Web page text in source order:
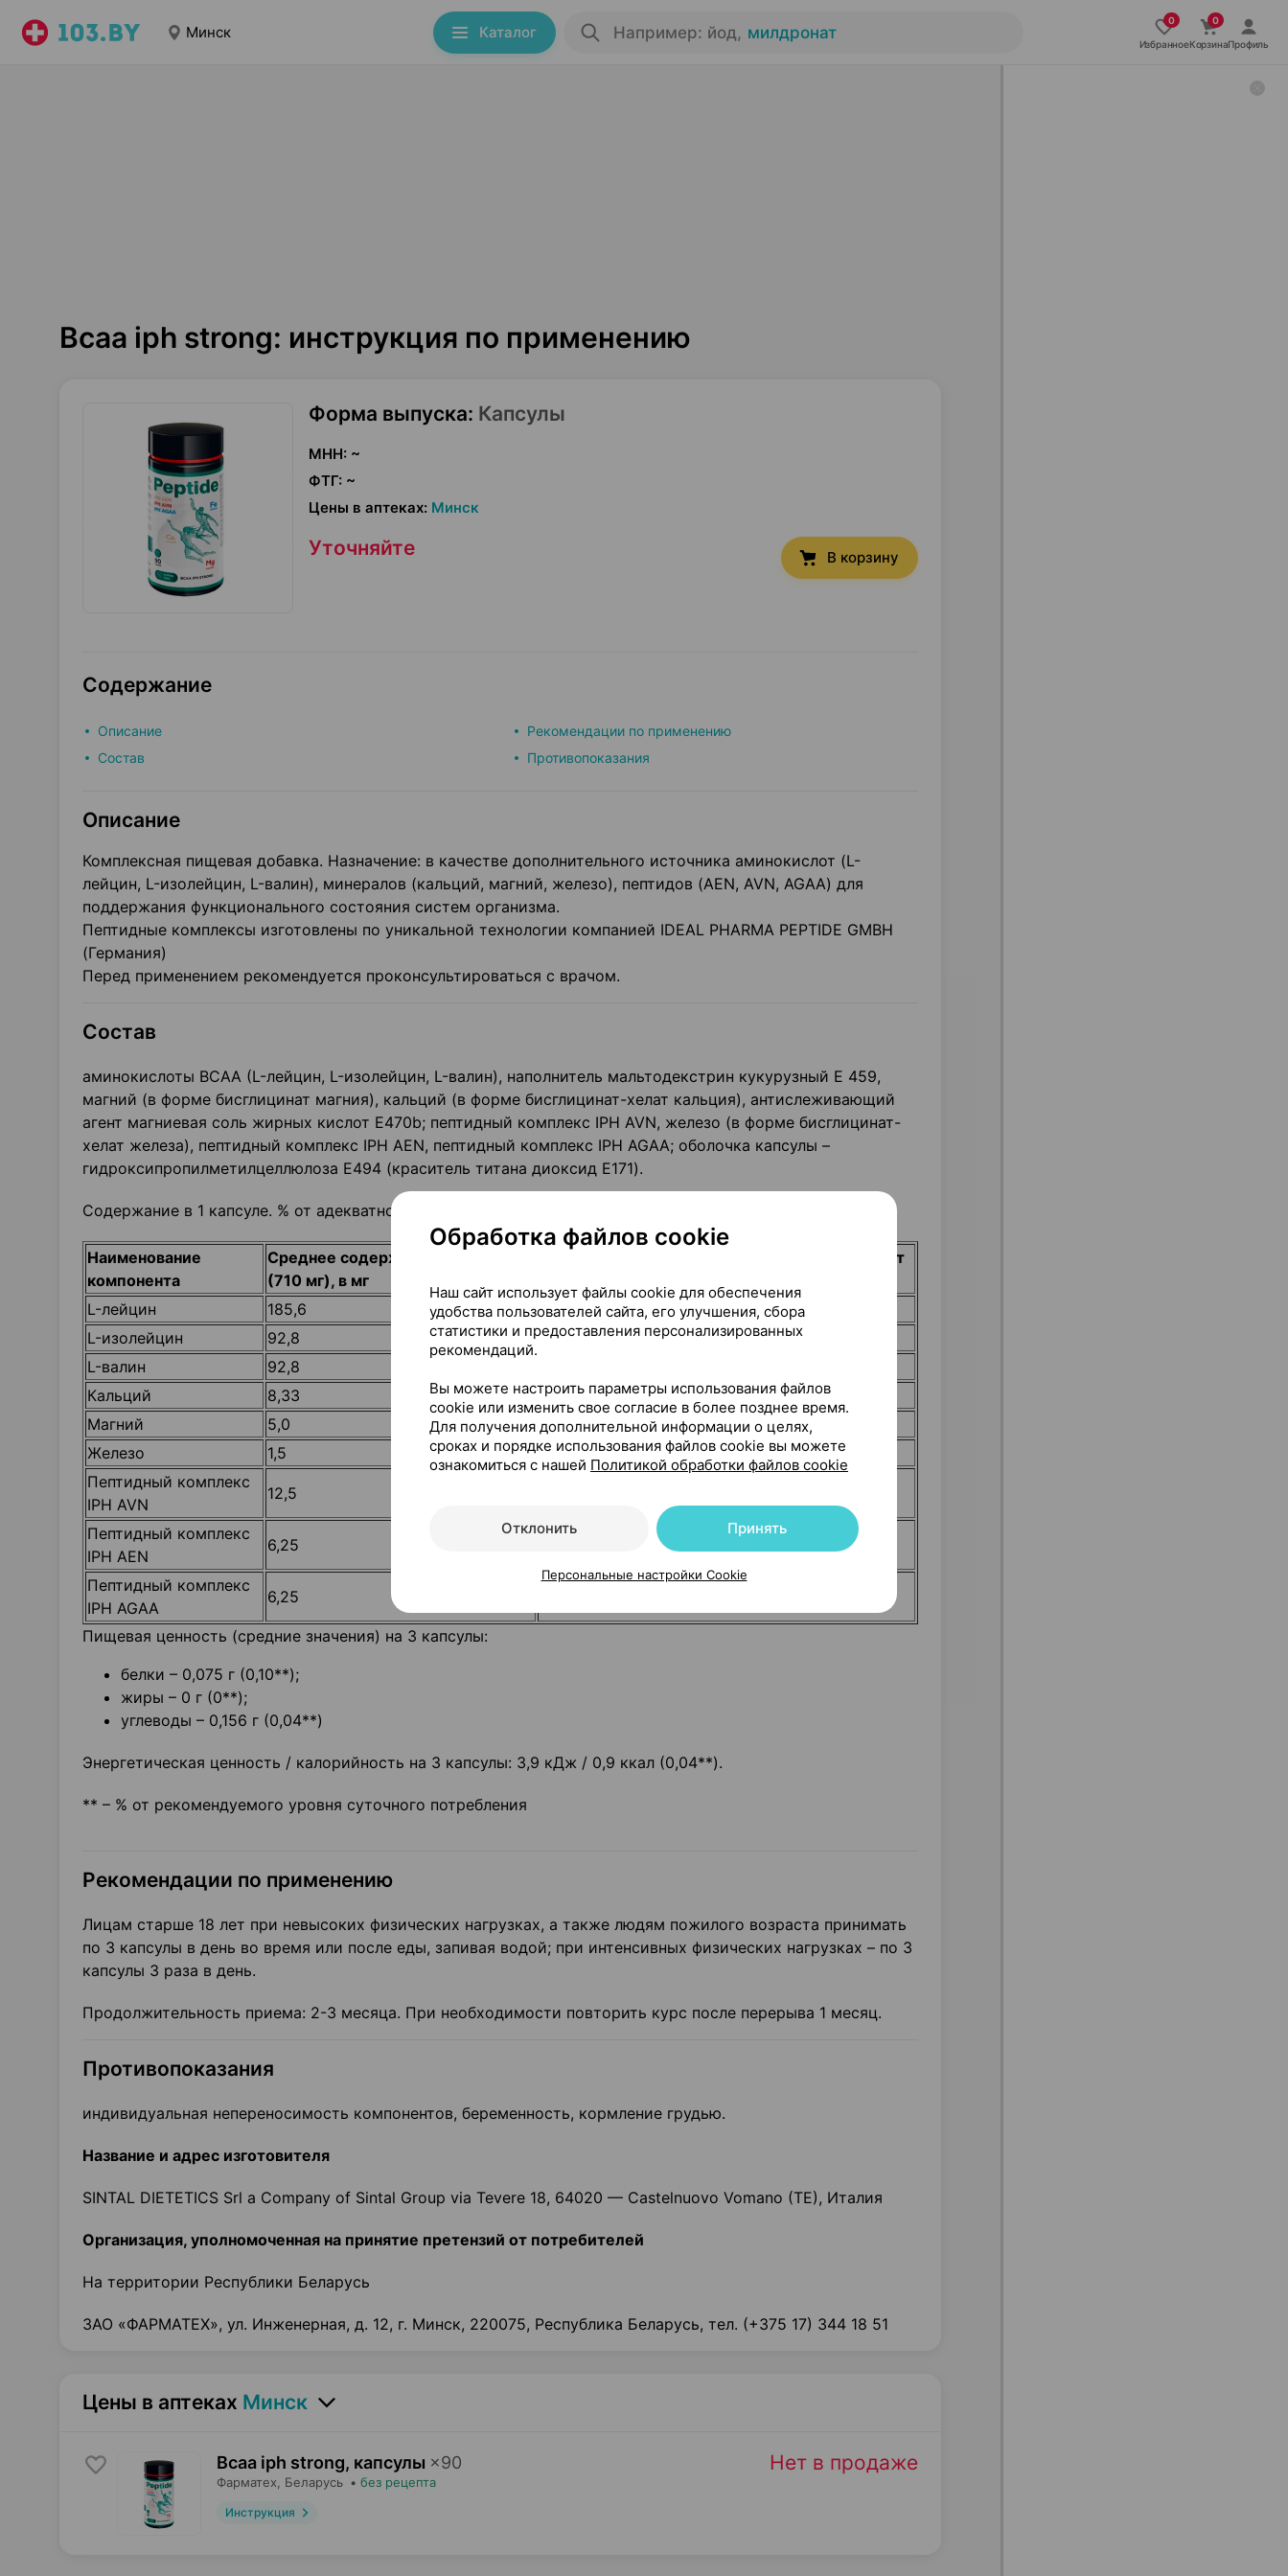
Минск Каталог Например: йод, милдронат
ИзбранноеКорзинаПрофиль
Bcaa iph strong: инструкция по применению
Форма выпуска: Капсулы
МНН: ~
ФТГ: ~
Цены в аптеках: Минск
Уточняйте В корзину
Содержание
Описание
Состав
Рекомендации по применению
Противопоказания
Описание
Комплексная пищевая добавка. Назначение: в качестве дополнительного источника аминокислот (L-
лейцин, L-изолейцин, L-валин), минералов (кальций, магний, железо), пептидов (AEN, AVN, AGAA) для
поддержания функционального состояния систем организма.
Пептидные комплексы изготовлены по уникальной технологии компанией IDEAL PHARMA PEPTIDE GMBH
(Германия)
Перед применением рекомендуется проконсультироваться с врачом.
Состав
аминокислоты BCAA (L-лейцин, L-изолейцин, L-валин), наполнитель мальтодекстрин кукурузный Е 459,
магний (в форме бисглицинат магния), кальций (в форме бисглицинат-хелат кальция), антислеживающий
агент магниевая соль жирных кислот E470b; пептидный комплекс IPH AVN, железо (в форме бисглицинат-
хелат железа), пептидный комплекс IPH AEN, пептидный комплекс IPH AGAA; оболочка капсулы –
гидроксипропилметилцеллюлоза Е494 (краситель титана диоксид E171).
Содержание в 1 капсуле. % от адекватного уровня потребления
Наименование
компонента
Среднее содержание в 1 капсуле
(710 мг), в мг
% от адекватного уровня потребления (расчет
L-лейцин
185,6
12,1
L-изолейцин
92,8
13,92
L-валин
92,8
Кальций
8,33
2,5
Магний
5,0
3,75
Железо
1,5
32,14
Пептидный комплекс
IPH AVN
12,5
Пептидный комплекс
IPH AEN
6,25
Пептидный комплекс
IPH AGAA
6,25
Пищевая ценность (средние значения) на 3 капсулы:
белки – 0,075 г (0,10**);
жиры – 0 г (0**);
углеводы – 0,156 г (0,04**)
Энергетическая ценность / калорийность на 3 капсулы: 3,9 кДж / 0,9 ккал (0,04**).
** – % от рекомендуемого уровня суточного потребления
Рекомендации по применению
Лицам старше 18 лет при невысоких физических нагрузках, а также людям пожилого возраста принимать
по 3 капсулы в день во время или после еды, запивая водой; при интенсивных физических нагрузках – по 3
капсулы 3 раза в день.
Продолжительность приема: 2-3 месяца. При необходимости повторить курс после перерыва 1 месяц.
Противопоказания
индивидуальная непереносимость компонентов, беременность, кормление грудью.
Название и адрес изготовителя
SINTAL DIETETICS Srl a Company of Sintal Group via Tevere 18, 64020 — Castelnuovo Vomano (TE), Италия
Организация, уполномоченная на принятие претензий от потребителей
На территории Республики Беларусь
ЗАО «ФАРМАТЕХ», ул. Инженерная, д. 12, г. Минск, 220075, Республика Беларусь, тел. (+375 17) 344 18 51
Цены в аптеках Минск
Bcaa iph strong, капсулы ×90
Фарматех , Беларусь • без рецепта
Инструкция
Нет в продаже
Обработка файлов cookie
Наш сайт использует файлы cookie для обеспечения
удобства пользователей сайта, его улучшения, сбора
статистики и предоставления персонализированных
рекомендаций.
Вы можете настроить параметры использования файлов
cookie или изменить свое согласие в более позднее время.
Для получения дополнительной информации о целях,
сроках и порядке использования файлов cookie вы можете
ознакомиться с нашей Политикой обработки файлов cookie
Отклонить Принять
Персональные настройки Cookie